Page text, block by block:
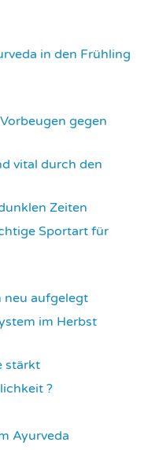
in den Frühling
gegen
vital durch den
Zeiten
Sportart für
neu aufgelegt
im Herbst
stärkt
?
Ayurveda